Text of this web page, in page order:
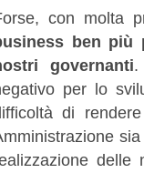
con molta
ben più
governanti.
per lo
di
delle